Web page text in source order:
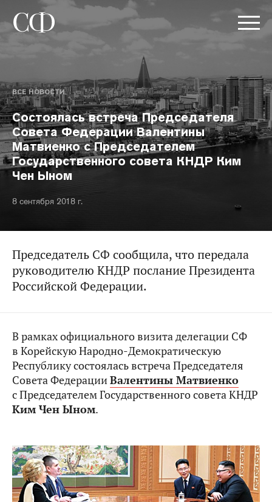
ВСЕ НОВОСТИ
Состоялась встреча Председателя
Совета Федерации Валентины
Матвиенко с Председателем
Государственного совета КНДР Ким
Чен Ыном
8 сентября 2018 г.
Председатель СФ сообщила, что передала
руководителю КНДР послание Президента
Российской Федерации.
В рамках официального визита делегации СФ
в Корейскую Народно-Демократическую
Республику состоялась встреча Председателя
Совета ФедерацииВалентины Матвиенко
с Председателем Государственного совета КНДР
Ким Чен Ыном.